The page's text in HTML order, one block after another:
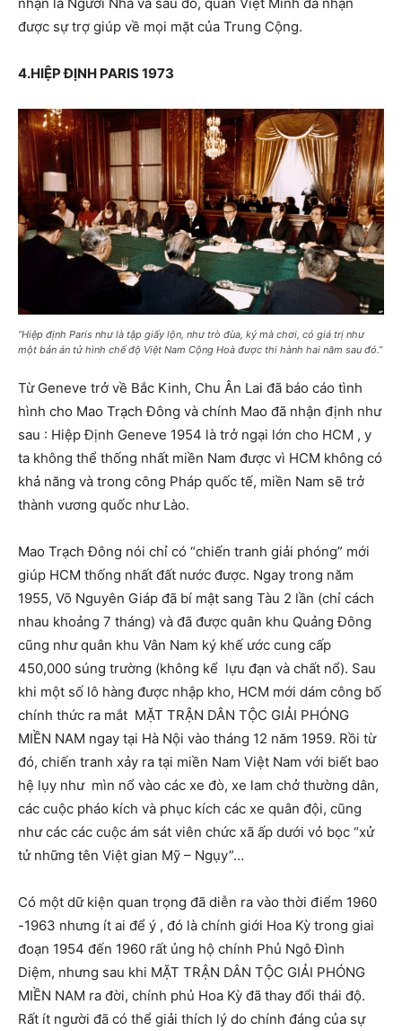
được sự trợ giúp về mọi mặt của Trung Cộng.
4.HIỆP ĐỊNH PARIS 1973
“Hiệp định Paris như là tập giấy lộn, như trò đùa, ký mà chơi, có giá trị như
một bản án tử hình chế độ Việt Nam Cộng Hoà được thi hành hai năm sau đó.”
Từ Geneve trở về Bắc Kinh, Chu Ân Lai đã báo cáo tình
hình cho Mao Trạch Đông và chính Mao đã nhận định như
sau : Hiệp Định Geneve 1954 là trở ngại lớn cho HCM , y
ta không thể thống nhất miền Nam được vì HCM không có
khả năng và trong công Pháp quốc tế, miền Nam sẽ trở
thành vương quốc như Lào.
Mao Trạch Đông nói chỉ có “chiến tranh giải phóng” mới
giúp HCM thống nhất đất nước được. Ngay trong năm
1955, Võ Nguyên Giáp đã bí mật sang Tàu 2 lần (chỉ cách
nhau khoảng 7 tháng) và đã được quân khu Quảng Đông
cũng như quân khu Vân Nam ký khế ước cung cấp
450,000 súng trường (không kể lựu đạn và chất nổ). Sau
khi một số lô hàng được nhập kho, HCM mới dám công bố
chính thức ra mắt MẶT TRẬN DÂN TỘC GIẢI PHÓNG
MIỀN NAM ngay tại Hà Nội vào tháng 12 năm 1959. Rồi từ
đó, chiến tranh xảy ra tại miền Nam Việt Nam với biết bao
hệ lụy như mìn nổ vào các xe đò, xe lam chở thường dân,
các cuộc pháo kích và phục kích các xe quân đội, cũng
như các các cuộc ám sát viên chức xã ấp dưới vỏ bọc “xử
tử những tên Việt gian Mỹ – Ngụy”…
Có một dữ kiện quan trọng đã diễn ra vào thời điểm 1960
-1963 nhưng ít ai để ý , đó là chính giới Hoa Kỳ trong giai
đoạn 1954 đến 1960 rất ủng hộ chính Phủ Ngô Đình
Diệm, nhưng sau khi MẶT TRẬN DÂN TỘC GIẢI PHÓNG
MIỀN NAM ra đời, chính phủ Hoa Kỳ đã thay đổi thái độ.
Rất ít người đã có thể giải thích lý do chính đáng của sự